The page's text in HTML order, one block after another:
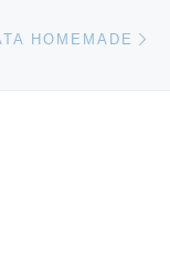
HOMEMADE